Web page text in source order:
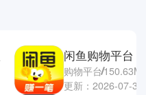
闲鱼购物平台
购物平台150.63M
更新：2026-07-30